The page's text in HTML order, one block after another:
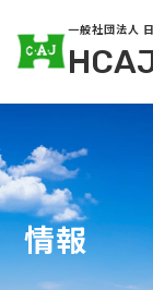
一般社団法人
情報